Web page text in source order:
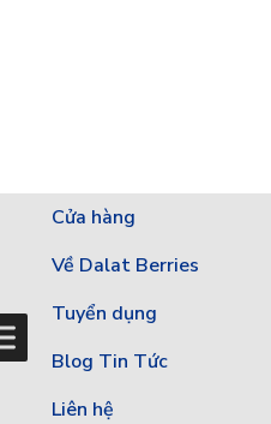
Cửa hàng
Về Dalat Berries
Tuyển dụng
Blog Tin Tức
Liên hệ